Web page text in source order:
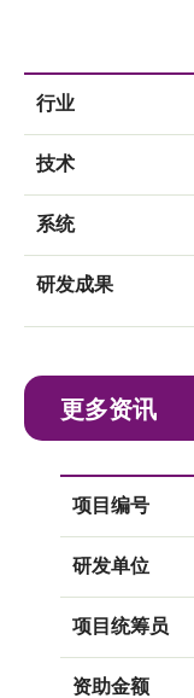
行业
技术
系统
研发成果
更多资讯
项目编号
研发单位
项目统筹员
资助金额